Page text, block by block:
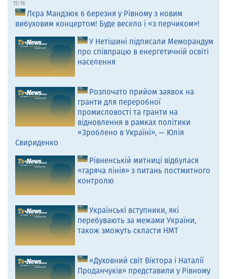
15:16
Лєра Мандзюк 6 березня у Рівному з новим
вибуховим концертом! Буде весело і «з перчиком»!
У Нетішині підписали Меморандум
про співпрацю в енергетичній освіті
населення
Розпочато прийом заявок на
гранти для переробної
промисловості та гранти на
відновлення в рамках політики
«Зроблено в Україні», — Юлія
Свириденко
Рівненській митниці відбулася
«гаряча лінія» з питань постмитного
контролю
Українські вступники, які
перебувають за межами України,
також зможуть скласти НМТ
«Духовний світ Віктора і Наталії
Проданчуків» представили у Рівному